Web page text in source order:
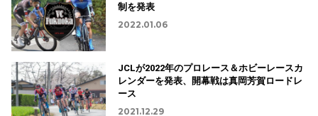
制を発表
2022.01.06
JCLが2022年のプロレース＆ホビーレースカ
レンダーを発表、開幕戦は真岡芳賀ロードレ
ース
2021.12.29